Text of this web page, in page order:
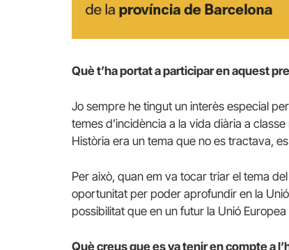
Què t’ha portat a participar en aquest
Jo sempre he tingut un interès especial
temes d’incidència a la vida diària a
Història era un tema que no es tractava,
Per això, quan em va tocar triar el tema
oportunitat per poder aprofundir en la
possibilitat que en un futur la Unió
Què creus que es va tenir en compte a